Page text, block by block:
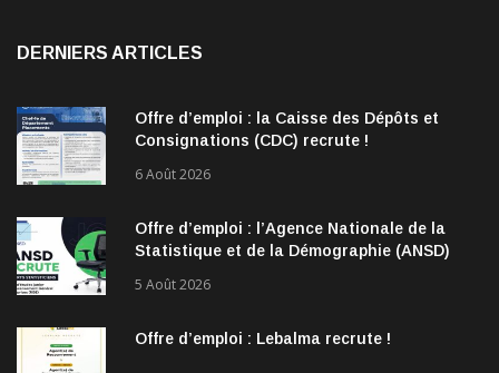
DERNIERS ARTICLES
Offre d’emploi : la Caisse des Dépôts et
Consignations (CDC) recrute !
6 Août 2026
Offre d’emploi : l’Agence Nationale de la
Statistique et de la Démographie (ANSD)
5 Août 2026
Offre d’emploi : Lebalma recrute !